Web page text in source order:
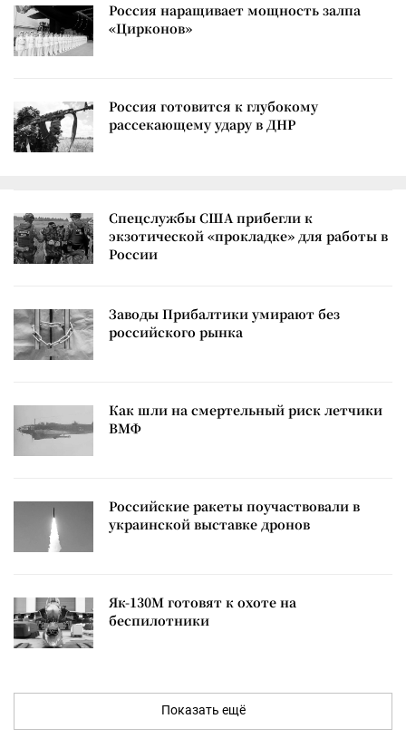
Россия наращивает мощность залпа
«Цирконов»
Россия готовится к глубокому
рассекающему удару в ДНР
Спецслужбы США прибегли к
экзотической «прокладке» для работы в
России
Заводы Прибалтики умирают без
российского рынка
Как шли на смертельный риск летчики
ВМФ
Российские ракеты поучаствовали в
украинской выставке дронов
Як-130М готовят к охоте на
беспилотники
Показать ещё